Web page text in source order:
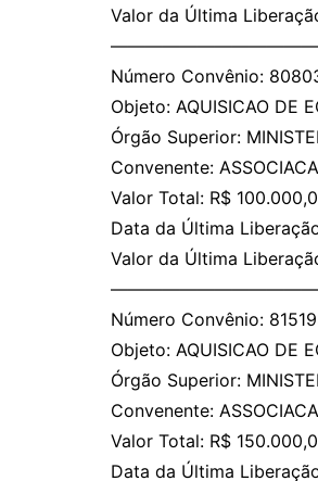
Valor da Última
Número Convênio:
Objeto: AQUISICAO DE
Órgão Superior:
Convenente:
Valor Total: R$
Data da Última
Valor da Última
Número Convênio:
Objeto: AQUISICAO DE
Órgão Superior:
Convenente:
Valor Total: R$
Data da Última